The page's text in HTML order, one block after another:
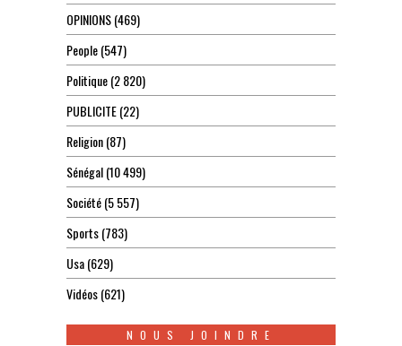
OPINIONS(469)
People(547)
Politique(2 820)
PUBLICITE(22)
Religion(87)
Sénégal(10 499)
Société(5 557)
Sports(783)
Usa(629)
Vidéos(621)
NOUS JOINDRE